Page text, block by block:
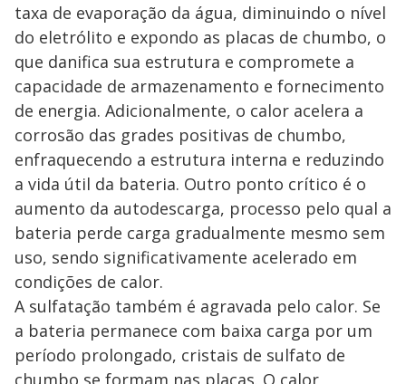
taxa de evaporação da água, diminuindo o nível
do eletrólito e expondo as placas de chumbo, o
que danifica sua estrutura e compromete a
capacidade de armazenamento e fornecimento
de energia. Adicionalmente, o calor acelera a
corrosão das grades positivas de chumbo,
enfraquecendo a estrutura interna e reduzindo
a vida útil da bateria. Outro ponto crítico é o
aumento da autodescarga, processo pelo qual a
bateria perde carga gradualmente mesmo sem
uso, sendo significativamente acelerado em
condições de calor.
A sulfatação também é agravada pelo calor. Se
a bateria permanece com baixa carga por um
período prolongado, cristais de sulfato de
chumbo se formam nas placas. O calor